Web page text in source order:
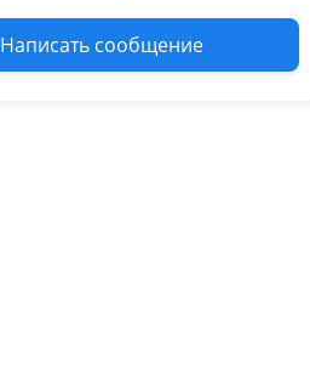
Honda Odyssey
1999 - 2003 2 поколение
(RA6/RA7/RA8/RA9/RL1)
Написать сообщение